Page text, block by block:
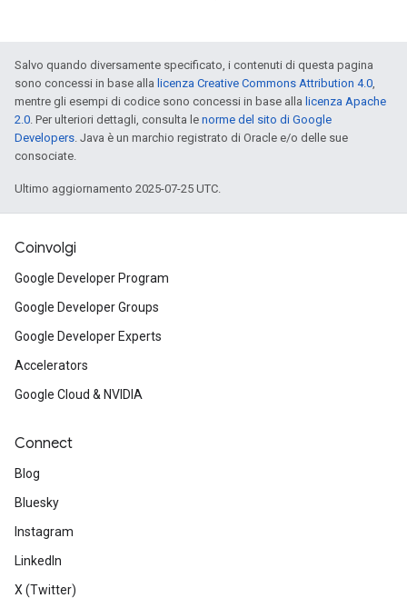
Salvo quando diversamente specificato, i contenuti di questa pagina
sono concessi in base alla licenza Creative Commons Attribution 4.0
mentre gli esempi di codice sono concessi in base alla licenza Apache
2.0 . Per ulteriori dettagli, consulta le norme del sito di Google
Developers . Java è un marchio registrato di Oracle e/o delle sue
consociate.
Ultimo aggiornamento 2025-07-25 UTC.
Coinvolgi
Google Developer Program
Google Developer Groups
Google Developer Experts
Accelerators
Google Cloud & NVIDIA
Connect
Blog
Bluesky
Instagram
LinkedIn
X (Twitter)